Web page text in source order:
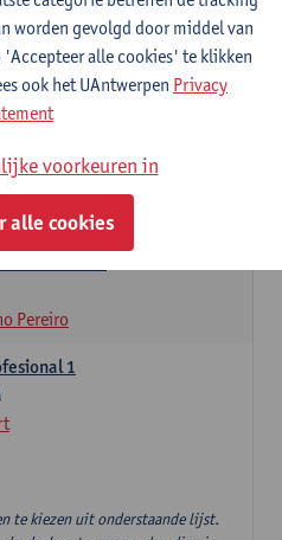
básicas
Pereiro
Pereiro
1
te kiezen uit onderstaande lijst.
worden gevolgd door middel van
alle cookies' te klikken
ook het UAntwerpen Privacy
voorkeuren in
alle cookies